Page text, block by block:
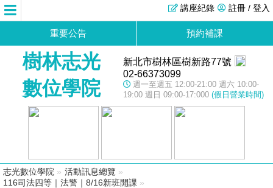
註冊 / 登入
講座紀錄
重要公告 預約補課
樹林志光
數位學院
新北市樹林區樹新路77號
02-66373099
週一至週五 12:00-21:00 週六 10:00-
19:00 週日 09:00-17:000 (假日營業時間)
志光數位學院 » 活動訊息總覽 »
116司法四等｜法警｜8/16新班開課 »